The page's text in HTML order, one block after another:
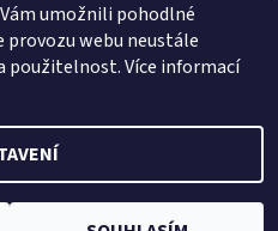
vyhrazena
umožnili pohodlné
provozu webu neustále
použitelnost. Více informací